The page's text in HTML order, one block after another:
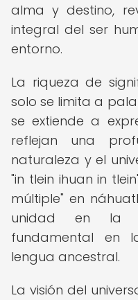
alma y destino,
integral del ser
entorno.
La riqueza de
solo se limita a
se extiende a
reflejan una
naturaleza y el
"in tlein ihuan in
múltiple" en
unidad en la
fundamental en
lengua ancestral.
La visión del